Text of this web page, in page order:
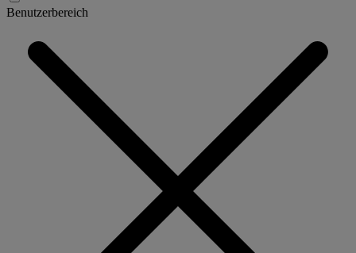
Benutzerbereich